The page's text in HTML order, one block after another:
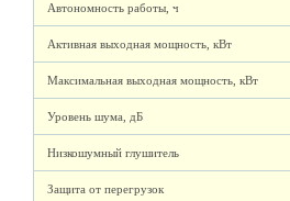
Автономность работы, ч
Активная выходная мощность, кВт
Максимальная выходная мощность, кВт
Уровень шума, дБ
Низкошумный глушитель
Защита от перегрузок